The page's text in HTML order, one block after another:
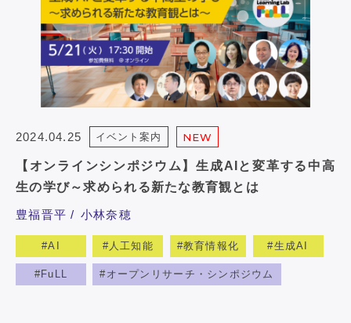
2024.04.25 イベント案内 NEW
【オンラインシンポジウム】生成AIと変革する中高
生の学び～求められる新たな教育観とは
豊福晋平 小林奈穂
AI 人工知能 教育情報化 生成AI
FuLL オープンリサーチ・シンポジウム